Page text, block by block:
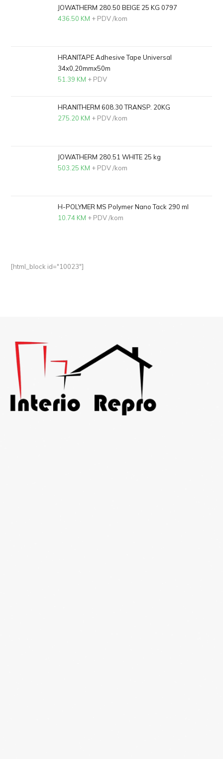
JOWATHERM 280.50 BEIGE 25 KG 0797
436.50 KM + PDV /kom
HRANITAPE Adhesive Tape Universal
34x0,20mmx50m
51.39 KM + PDV
HRANITHERM 608.30 TRANSP. 20KG
275.20 KM + PDV /kom
JOWATHERM 280.51 WHITE 25 kg
503.25 KM + PDV /kom
H-POLYMER MS Polymer Nano Tack 290 ml
10.74 KM + PDV /kom
[html_block id="10023"]